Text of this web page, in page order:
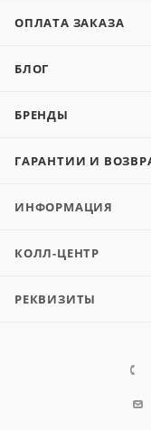
ОПЛАТА ЗАКАЗА
БЛОГ
БРЕНДЫ
ГАРАНТИИ И
ИНФОРМАЦИЯ
КОЛЛ-ЦЕНТР
РЕКВИЗИТЫ